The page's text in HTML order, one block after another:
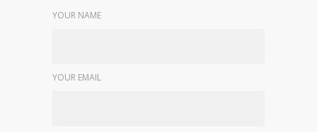
YOUR NAME
YOUR EMAIL